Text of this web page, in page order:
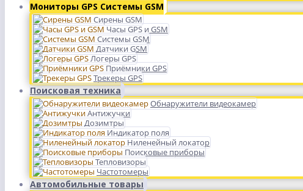
Мониторы GPS Системы GSM
Сирены GSM
Часы GPS и GSM
Системы GSM
Датчики GSM
Логеры GPS
Приёмники GPS
Трекеры GPS
Поисковая техника
Обнаружители видеокамер
Антижучки
Дозимтры
Индикатор поля
Ниленейный локатор
Поисковые приборы
Тепловизоры
Частотомеры
Автомобильные товары